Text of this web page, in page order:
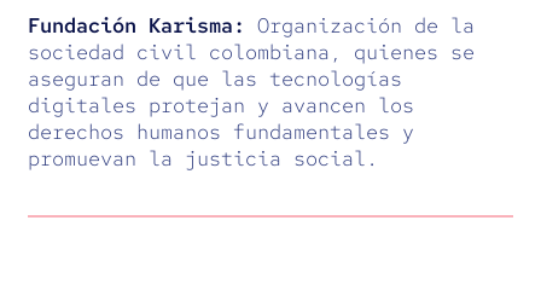
Fundación Karisma: Organización de la
sociedad civil colombiana, quienes se
aseguran de que las tecnologías
digitales protejan y avancen los
derechos humanos fundamentales y
promuevan la justicia social.